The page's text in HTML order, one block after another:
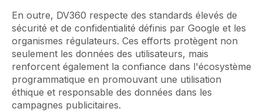
En outre, DV360 respecte des standards élevés de
sécurité et de confidentialité définis par Google et les
organismes régulateurs. Ces efforts protègent non
seulement les données des utilisateurs, mais
renforcent également la confiance dans l'écosystème
programmatique en promouvant une utilisation
éthique et responsable des données dans les
campagnes publicitaires.